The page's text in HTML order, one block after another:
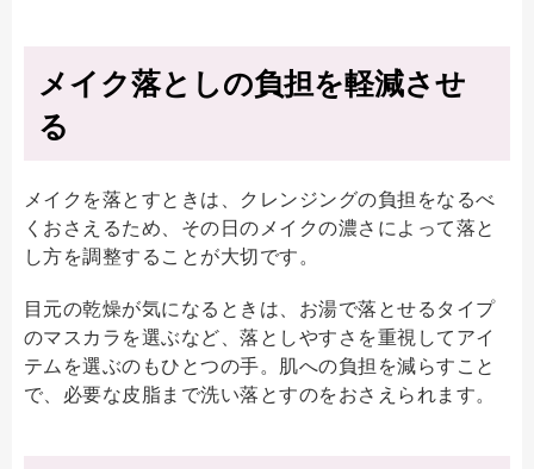
メイク落としの負担を軽減させ
る
メイクを落とすときは、クレンジングの負担をなるべ
くおさえるため、その日のメイクの濃さによって落と
し方を調整することが大切です。
目元の乾燥が気になるときは、お湯で落とせるタイプ
のマスカラを選ぶなど、落としやすさを重視してアイ
テムを選ぶのもひとつの手。肌への負担を減らすこと
で、必要な皮脂まで洗い落とすのをおさえられます。